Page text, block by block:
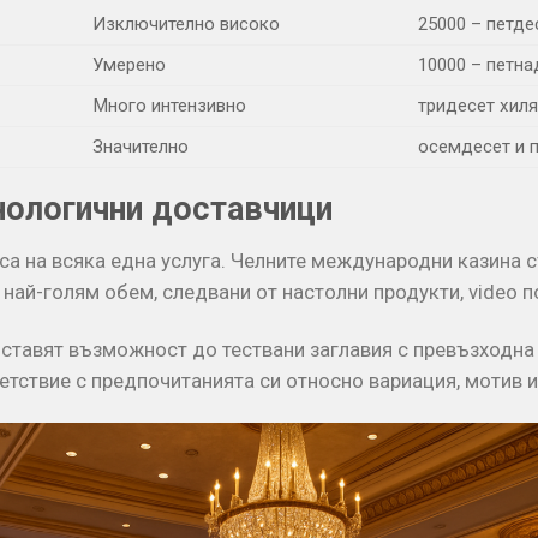
Изключително високо
25000 –
Умерено
10000 –
Много интензивно
тридесет
Значително
осемдесет и
доставчици
на всяка една услуга. Челните международни казина
голям обем, следвани от настолни продукти, video
възможност до тествани заглавия с
с предпочитанията си относно вариация, мотив